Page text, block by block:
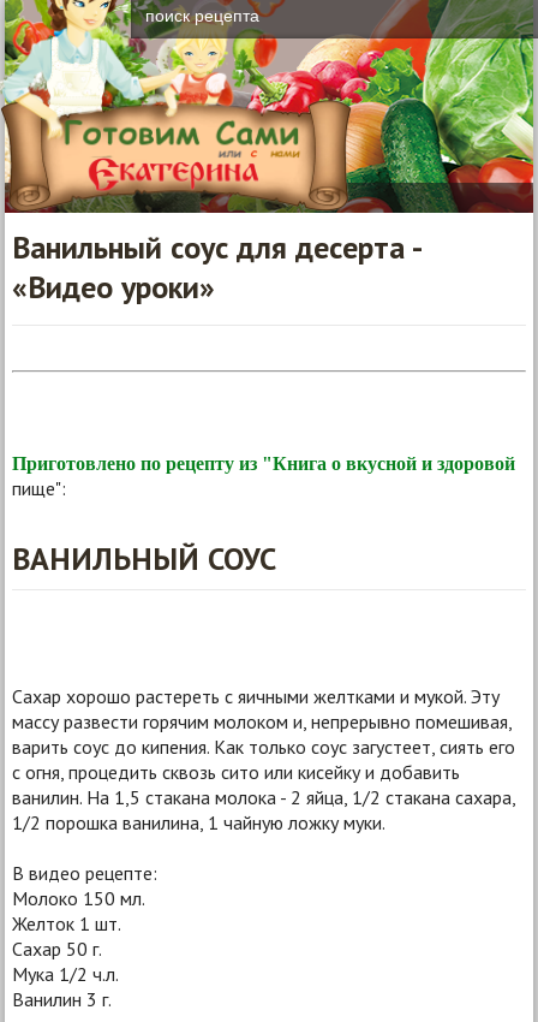
Ванильный соус для десерта -
«Видео уроки»
Приготовлено по рецепту из "Книга о вкусной и здоровой
пище":
ВАНИЛЬНЫЙ СОУС
Сахар хорошо растереть с яичными желтками и мукой. Эту
массу развести горячим молоком и, непрерывно помешивая,
варить соус до кипения. Как только соус загустеет, сиять его
с огня, процедить сквозь сито или кисейку и добавить
ванилин. На 1,5 стакана молока - 2 яйца, 1/2 стакана сахара,
1/2 порошка ванилина, 1 чайную ложку муки.
В видео рецепте:
Молоко 150 мл.
Желток 1 шт.
Сахар 50 г.
Мука 1/2 ч.л.
Ванилин 3 г.